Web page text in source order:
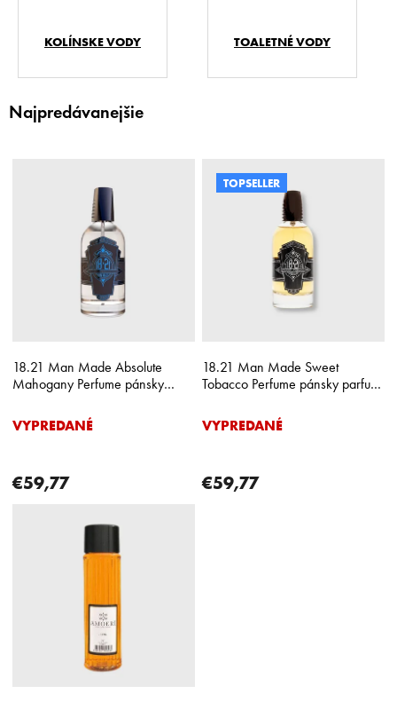
KOLÍNSKE VODY TOALETNÉ VODY
Najpredávanejšie
k
v
18.21 Man Made Absolute
Mahogany Perfume pánsky
VYPREDANÉ
€59,77
TOPSELLER
18.21 Man Made Sweet
Tobacco Perfume pánsky parfum
VYPREDANÉ
€59,77